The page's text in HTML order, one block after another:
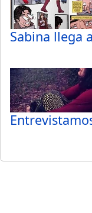
Sabina llega